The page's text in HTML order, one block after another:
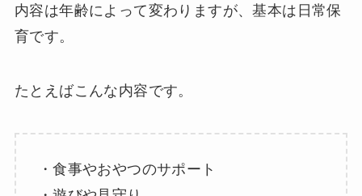
内容は年齢によって変わりますが、基本は日常保
育です。
たとえばこんな内容です。
・食事やおやつのサポート